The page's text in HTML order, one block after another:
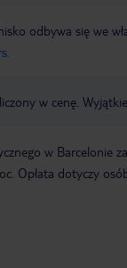
odbywa się we
w cenę.
w Barcelonie
Opłata dotyczy